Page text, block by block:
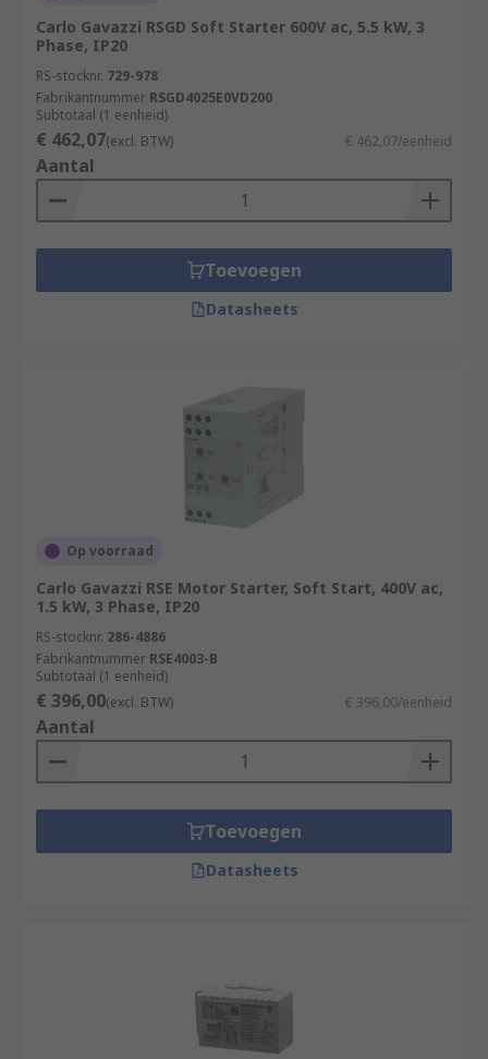
Carlo Gavazzi RSGD Soft Starter 600V ac, 5.5 kW, 3
Phase, IP20
RS-stocknr. 729-978
Fabrikantnummer RSGD4025E0VD200
Subtotaal (1 eenheid)
€ 462,07(excl. BTW) € 462,07/eenheid
Aantal
Toevoegen
Datasheets
Op voorraad
Carlo Gavazzi RSE Motor Starter, Soft Start, 400V ac,
1.5 kW, 3 Phase, IP20
RS-stocknr. 286-4886
Fabrikantnummer RSE4003-B
Subtotaal (1 eenheid)
€ 396,00(excl. BTW) € 396,00/eenheid
Aantal
Toevoegen
Datasheets